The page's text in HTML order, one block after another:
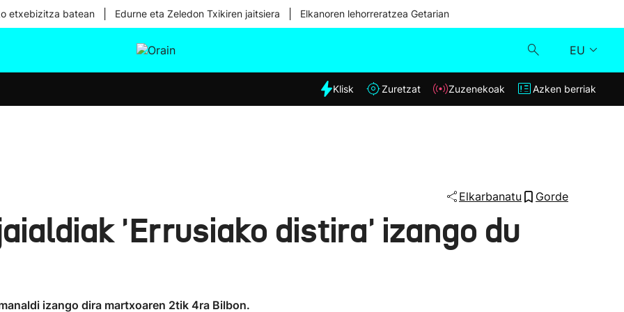
etxebizitza batean Edurne eta Zeledon Txikiren jaitsiera Elkanoren lehorreratzea Getarian
EU
Eguraldia
Klisk
Klisk Zuretzat Zuzenekoak Azken berriak
Elkarbanatu Gorde
'Errusiako distira' izango du
izango dira martxoaren 2tik 4ra Bilbon.